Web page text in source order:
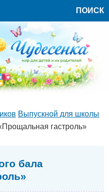
ПОИСК
Выпускной для школы
гастроль»
бала